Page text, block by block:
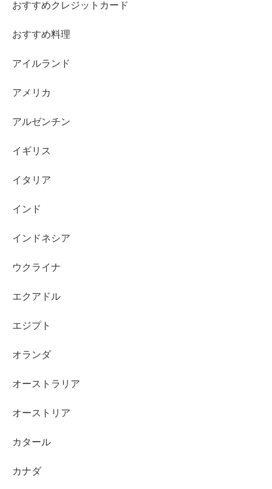
おすすめクレジットカード
おすすめ料理
アイルランド
アメリカ
アルゼンチン
イギリス
イタリア
インド
インドネシア
ウクライナ
エクアドル
エジプト
オランダ
オーストラリア
オーストリア
カタール
カナダ